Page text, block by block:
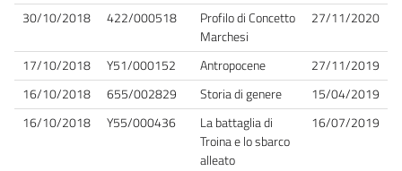
30/10/2018 422/000518
Profilo di Concetto
Marchesi
27/11/2020
17/10/2018 Y51/000152 Antropocene
27/11/2019
16/10/2018
655/002829 Storia di genere
15/04/2019
16/10/2018
Y55/000436
La battaglia di
Troina e lo sbarco
alleato
16/07/2019